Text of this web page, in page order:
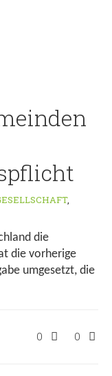
,
die
die vorherige
umgesetzt, die
0 0